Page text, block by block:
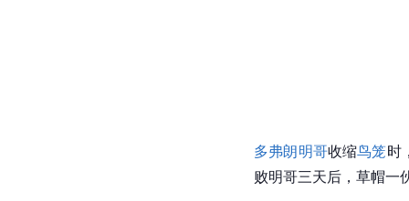
多弗朗明哥收缩鸟笼时
败明哥三天后，草帽一